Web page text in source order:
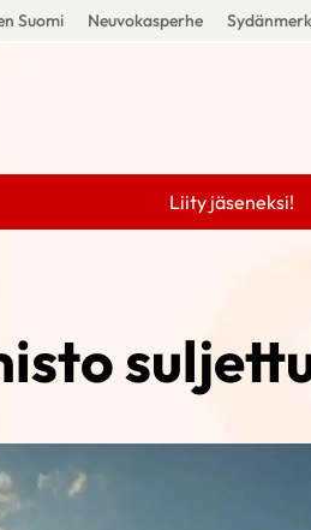
Suomi Neuvokasperhe
Liity jäseneksi!